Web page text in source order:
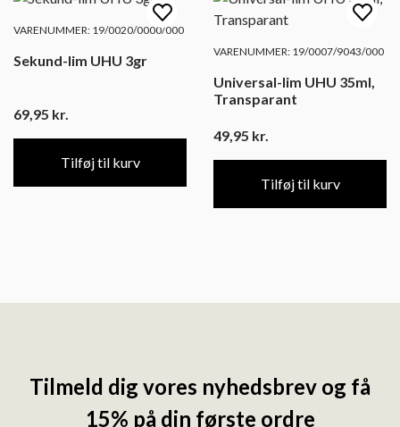
VARENUMMER: 19/0020/0000/000
Sekund-lim UHU 3gr
69,95 kr.
Tilføj til kurv
VARENUMMER: 19/0007/9043/000
Universal-lim UHU 35ml,
Transparant
49,95 kr.
Tilføj til kurv
Tilmeld dig vores nyhedsbrev og få
15% på din første ordre